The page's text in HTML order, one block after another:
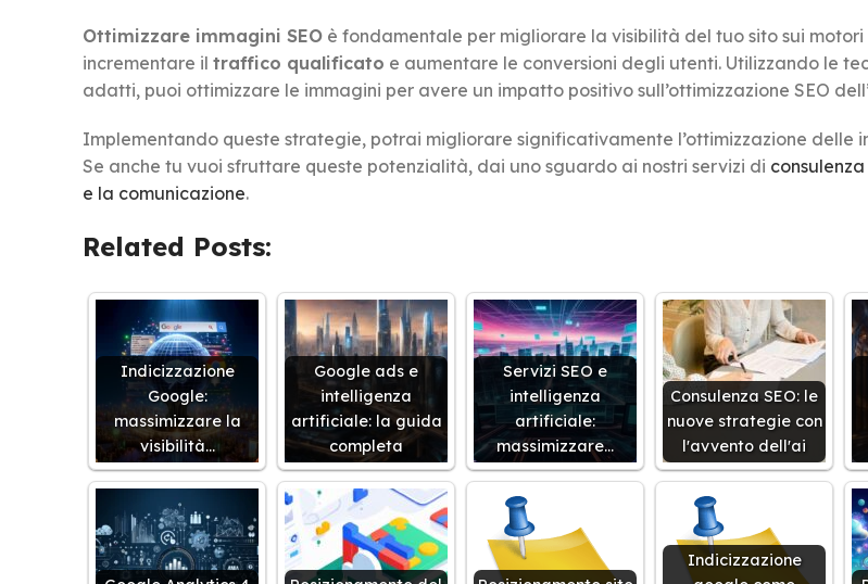
Ottimizzare immagini SEO è fondamentale per migliorare la visibilità del tuo sito sui
incrementare il traffico qualificato e aumentare le conversioni degli utenti. Utilizzando le
adatti, puoi ottimizzare le immagini per avere un impatto positivo sull’ottimizzazione SEO
Implementando queste strategie, potrai migliorare significativamente l’ottimizzazione delle
Se anche tu vuoi sfruttare queste potenzialità, dai uno sguardo ai nostri servizi di
e la comunicazione.
Related Posts:
Indicizzazione
Google:
massimizzare la
visibilità…
Google ads e
intelligenza
artificiale: la guida
completa
Servizi SEO e
intelligenza
artificiale:
massimizzare…
Consulenza SEO: le
nuove strategie con
l'avvento dell'ai
Indicizzazione